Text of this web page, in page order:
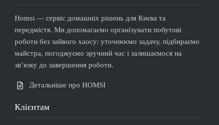
Homsi — сервіс домашніх рішень для Києва та
передмістя. Ми допомагаємо організувати побутові
роботи без зайвого хаосу: уточнюємо задачу, підбираємо
майстра, погоджуємо зручний час і залишаємося на
звʼязку до завершення роботи.
Детальніше про HOMSI
Клієнтам